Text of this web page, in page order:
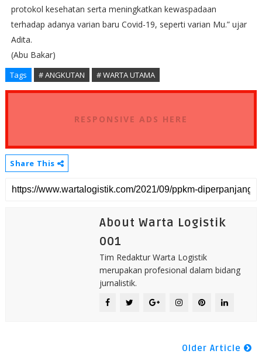
protokol kesehatan serta meningkatkan kewaspadaan
terhadap adanya varian baru Covid-19, seperti varian Mu.” ujar
Adita.
(Abu Bakar)
Tags # ANGKUTAN # WARTA UTAMA
RESPONSIVE ADS HERE
Share This
About Warta Logistik
001
Tim Redaktur Warta Logistik
merupakan profesional dalam bidang
jurnalistik.
Older Article